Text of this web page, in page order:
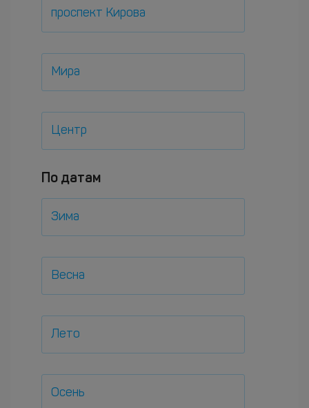
проспект Кирова
Мира
Центр
По датам
Зима
Весна
Лето
Осень